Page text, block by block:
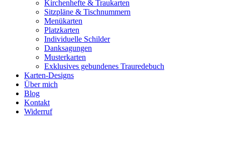
Kirchenhefte & Traukarten
Sitzpläne & Tischnummern
Menükarten
Platzkarten
Individuelle Schilder
Danksagungen
Musterkarten
Exklusives gebundenes Trauredebuch
Karten-Designs
Über mich
Blog
Kontakt
Widerruf